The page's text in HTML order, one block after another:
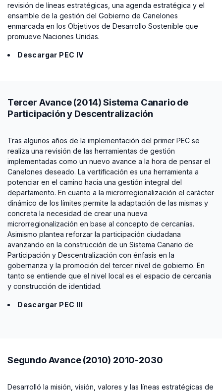
revisión de líneas estratégicas, una agenda estratégica y el
ensamble de la gestión del Gobierno de Canelones
enmarcada en los Objetivos de Desarrollo Sostenible que
promueve Naciones Unidas.
Descargar PEC IV
Tercer Avance (2014) Sistema Canario de
Participación y Descentralización
Tras algunos años de la implementación del primer PEC se
realiza una revisión de las herramientas de gestión
implementadas como un nuevo avance a la hora de pensar el
Canelones deseado. La vertificación es una herramienta a
potenciar en el camino hacia una gestión integral del
departamento. En cuanto a la microrregionalización el carácter
dinámico de los límites permite la adaptación de las mismas y
concreta la necesidad de crear una nueva
microrregionalización en base al concepto de cercanías.
Asimismo plantea reforzar la participación ciudadana
avanzando en la construcción de un Sistema Canario de
Participación y Descentralización con énfasis en la
gobernanza y la promoción del tercer nivel de gobierno. En
tanto se entiende que el nivel local es el espacio de cercanía
y construcción de identidad.
Descargar PEC III
Segundo Avance (2010) 2010-2030
Desarrolló la misión, visión, valores y las líneas estratégicas de